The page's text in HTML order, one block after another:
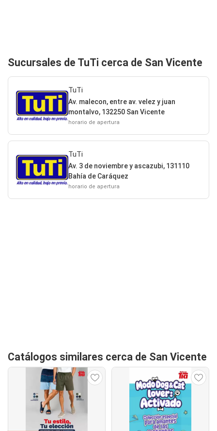
Sucursales de TuTi cerca de San Vicente
TuTi
Av. malecon, entre av. velez y juan
montalvo, 132250 San Vicente
horario de apertura
TuTi
Av. 3 de noviembre y ascazubi, 131110
Bahía de Caráquez
horario de apertura
Catálogos similares cerca de San Vicente